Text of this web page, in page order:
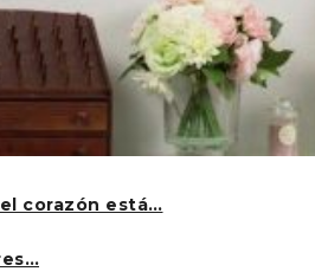
corazón está…